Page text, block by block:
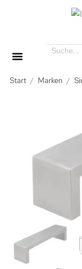
Start / Marken /